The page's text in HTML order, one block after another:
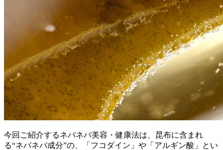
今回ご紹介するネバネバ美容・健康法は、昆布に含まれ
る“ネバネバ成分”の、「フコダイン」や「アルギン酸」とい